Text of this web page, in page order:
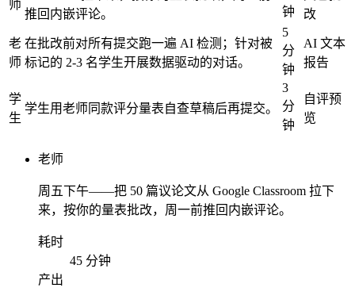
师
推回内嵌评论。
钟
改
老
师
在批改前对所有提交跑一遍 AI 检测；针对被
标记的 2-3 名学生开展数据驱动的对话。
5
分
钟
AI 文本
报告
学
生
学生用老师同款评分量表自查草稿后再提交。
3
分
钟
自评预
览
老师
周五下午——把 50 篇议论文从 Google Classroom 拉下
来，按你的量表批改，周一前推回内嵌评论。
耗时
45 分钟
产出